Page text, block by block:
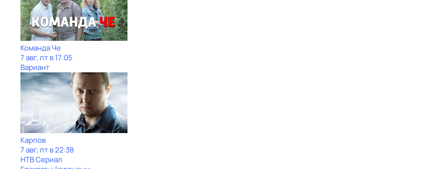
Команда Че
7 авг, пт в 17:05
Вариант
Карпов
7 авг, пт в 22:38
НТВ Сериал